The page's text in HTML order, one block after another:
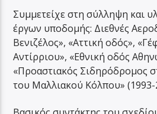
Συμμετείχε στη σύλληψη και
έργων υποδομής: Διεθνές
Βενιζέλος», «Αττική οδός»,
Αντίρριου», «Εθνική οδός
«Προαστιακός Σιδηρόδρομος
του Μαλλιακού Κόλπου» (1993-